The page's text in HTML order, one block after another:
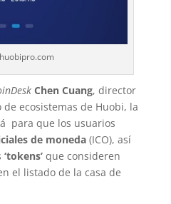
Chen Cuang, director
ecosistemas de Huobi, la
para que los usuarios
de moneda(ICO), así
‘tokens’que consideren
el listado de la casa de